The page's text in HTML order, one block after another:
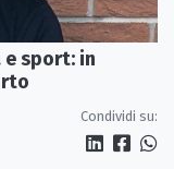
e sport: in
Condividi su: